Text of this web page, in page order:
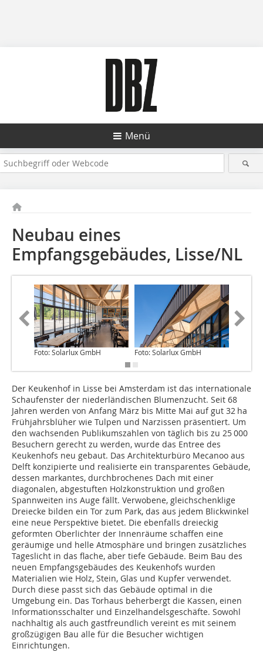
Menü
Neubau eines
Empfangsgebäudes, Lisse/NL
Foto: Solarlux GmbH Foto: Solarlux GmbH
Der Keukenhof in Lisse bei Amsterdam ist das internationale
Schaufenster der niederländischen Blumenzucht. Seit 68
Jahren werden von Anfang März bis Mitte Mai auf gut 32 ha
Frühjahrsblüher wie Tulpen und Narzissen präsentiert. Um
den wachsenden Publikumszahlen von täglich bis zu 25 000
Besuchern gerecht zu werden, wurde das Entree des
Keukenhofs neu gebaut. Das Architekturbüro Mecanoo aus
Delft konzipierte und realisierte ein transparentes Gebäude,
dessen markantes, durchbrochenes Dach mit einer
diagonalen, abgestuften Holzkonstruktion und großen
Spannweiten ins Auge fällt. Verwobene, gleichschenklige
Dreiecke bilden ein Tor zum Park, das aus jedem Blickwinkel
eine neue Perspektive bietet. Die ebenfalls dreieckig
geformten Oberlichter der Innenräume schaffen eine
geräumige und helle Atmosphäre und bringen zusätzliches
Tageslicht in das flache, aber tiefe Gebäude. Beim Bau des
neuen Empfangsgebäudes des Keukenhofs wurden
Materialien wie Holz, Stein, Glas und Kupfer verwendet.
Durch diese passt sich das Gebäude optimal in die
Umgebung ein. Das Torhaus beherbergt die Kassen, einen
Informationsschalter und Einzelhandelsgeschäfte. Sowohl
nachhaltig als auch gastfreundlich vereint es mit seinem
großzügigen Bau alle für die Besucher wichtigen
Einrichtungen.